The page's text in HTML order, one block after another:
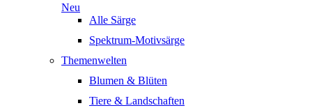
Neu
Alle Särge
Spektrum-Motivsärge
Themenwelten
Blumen & Blüten
Tiere & Landschaften